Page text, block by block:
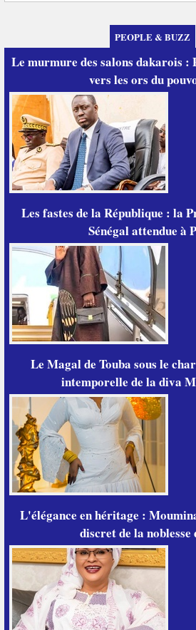
PEOPLE & BUZZ
Le murmure des salons dakarois :
vers les ors du
Les fastes de la République : la
Sénégal attendue à
Le Magal de Touba sous le
intemporelle de la diva
L'élégance en héritage :
discret de la noblesse